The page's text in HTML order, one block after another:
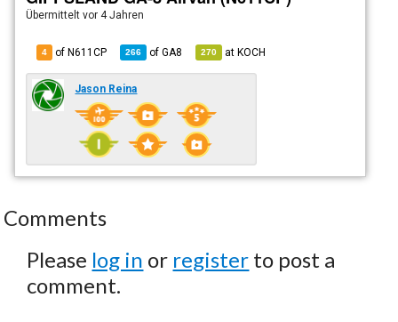
Übermitteltvor 4 Jahren
4 of N611CP 266 ofGA8 270 atKOCH
Jason Reina
Comments
Please log in or register to post a
comment.